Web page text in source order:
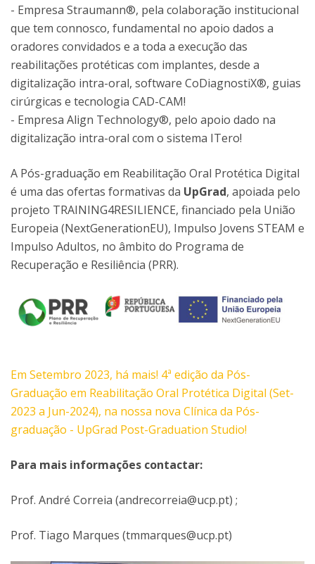
- Empresa Straumann®, pela colaboração institucional
que tem connosco, fundamental no apoio dados a
oradores convidados e a toda a execução das
reabilitações protéticas com implantes, desde a
digitalização intra-oral, software CoDiagnostiX®, guias
cirúrgicas e tecnologia CAD-CAM!
- Empresa Align Technology®, pelo apoio dado na
digitalização intra-oral com o sistema ITero!
A Pós-graduação em Reabilitação Oral Protética Digital
é uma das ofertas formativas da UpGrad, apoiada pelo
projeto TRAINING4RESILIENCE, financiado pela União
Europeia (NextGenerationEU), Impulso Jovens STEAM e
Impulso Adultos, no âmbito do Programa de
Recuperação e Resiliência (PRR).
Em Setembro 2023, há mais! 4ª edição da Pós-
Graduação em Reabilitação Oral Protética Digital (Set-
2023 a Jun-2024), na nossa nova Clínica da Pós-
graduação - UpGrad Post-Graduation Studio!
Para mais informações contactar:
Prof. André Correia (andrecorreia@ucp.pt) ;
Prof. Tiago Marques (tmmarques@ucp.pt)